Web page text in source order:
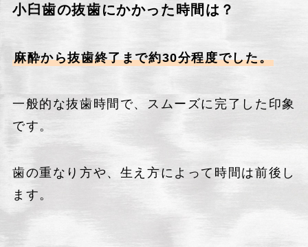
小臼歯の抜歯にかかった時間は？
麻酔から抜歯終了まで約30分程度でした。
一般的な抜歯時間で、スムーズに完了した印象
です。
歯の重なり方や、生え方によって時間は前後し
ます。